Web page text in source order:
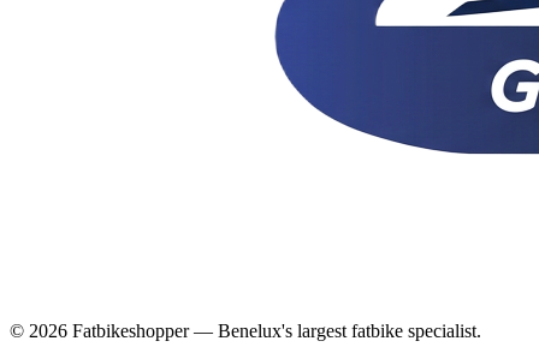
© 2026 Fatbikeshopper — Benelux's largest fatbike specialist.